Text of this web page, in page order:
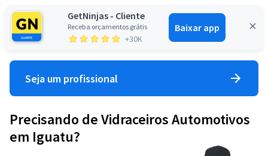
GetNinjas - Cliente
Receba orçamentos grátis
+30K
Baixar app
Entrar
Seja um profissional
Precisando de Vidraceiros Automotivos
em Iguatu?